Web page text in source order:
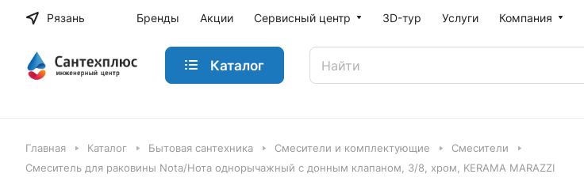
Рязань Бренды Акции Сервисный центр 3D-тур Услуги Компания
Каталог
Главная Каталог Бытовая сантехника Смесители и комплектующие
Смесители
Смеситель для раковины Nota/Нота однорычажный с донным клапаном, 3/8, хром, KERAMA MARAZZI